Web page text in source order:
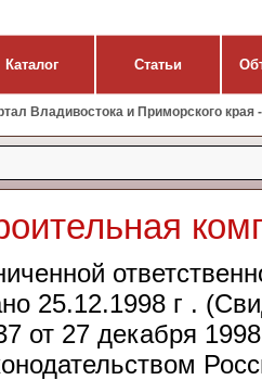
Каталог Статьи
Владивостока и Приморского края
25.12.1998 г .
от 27 декабря 1998